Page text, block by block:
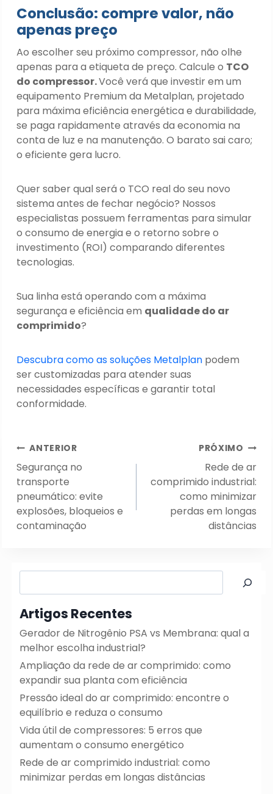
Conclusão: compre valor, não
apenas preço
Ao escolher seu próximo compressor, não olhe
apenas para a etiqueta de preço. Calcule o TCO
do compressor.Você verá que investir em um
equipamento Premium da Metalplan, projetado
para máxima eficiência energética e durabilidade,
se paga rapidamente através da economia na
conta de luz e na manutenção. O barato sai caro;
o eficiente gera lucro.
Quer saber qual será o TCO real do seu novo
sistema antes de fechar negócio? Nossos
especialistas possuem ferramentas para simular
o consumo de energia e o retorno sobre o
investimento (ROI) comparando diferentes
tecnologias.
Sua linha está operando com a máxima
segurança e eficiência em qualidade do ar
comprimido?
Descubra como as soluções Metalplan podem
ser customizadas para atender suas
necessidades específicas e garantir total
conformidade.
Navegação
de
Post
ANTERIOR
Segurança no
transporte
pneumático: evite
explosões, bloqueios e
contaminação
PRÓXIMO
Rede de ar
comprimido industrial:
como minimizar
perdas em longas
distâncias
Artigos Recentes
Gerador de Nitrogênio PSA vs Membrana: qual a
melhor escolha industrial?
Ampliação da rede de ar comprimido: como
expandir sua planta com eficiência
Pressão ideal do ar comprimido: encontre o
equilíbrio e reduza o consumo
Vida útil de compressores: 5 erros que
aumentam o consumo energético
Rede de ar comprimido industrial: como
minimizar perdas em longas distâncias